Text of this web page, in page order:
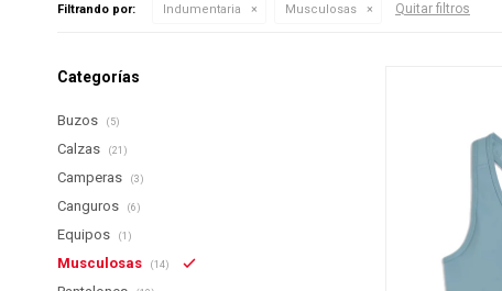
Filtrando por: Indumentaria Musculosas Quitar filtros
Categorías
Buzos (5)
Calzas (21)
Camperas (3)
Canguros (6)
Equipos (1)
Musculosas (14)